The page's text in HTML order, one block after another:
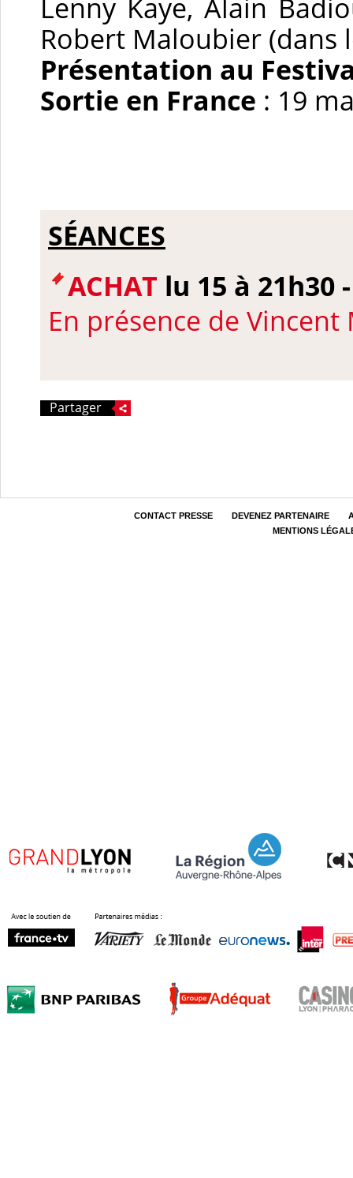
Lenny Kaye, Alain
Robert Maloubier
Présentation au
Sortie en France : 19
SÉANCES
ACHAT lu 15 à 21h30
En présence de Vincent
Partager
CONTACT PRESSE DEVENEZ PARTENAIRE
MENTIONS